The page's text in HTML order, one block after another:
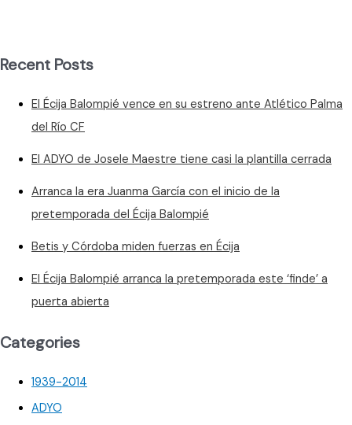
de
cuarta
cuartel
Recent Posts
El Écija Balompié vence en su estreno ante Atlético Palma
del Río CF
El ADYO de Josele Maestre tiene casi la plantilla cerrada
Arranca la era Juanma García con el inicio de la
pretemporada del Écija Balompié
Betis y Córdoba miden fuerzas en Écija
El Écija Balompié arranca la pretemporada este ‘finde’ a
puerta abierta
Categories
1939-2014
ADYO